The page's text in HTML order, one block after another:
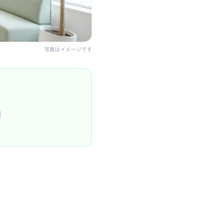
写真はイメージです